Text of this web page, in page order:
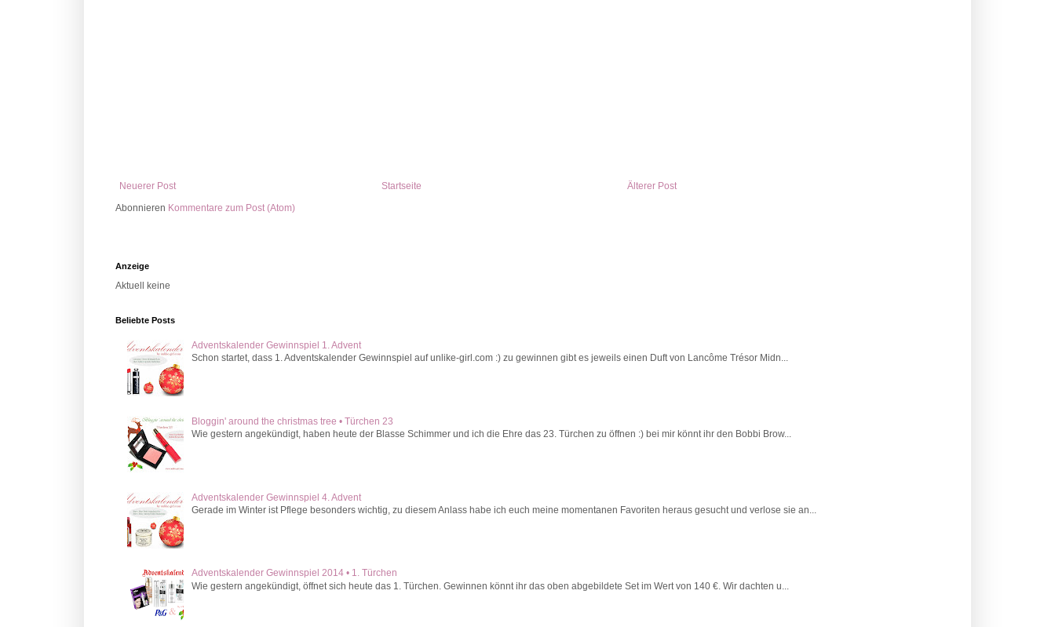
Neuerer Post Älterer Post
Startseite
Abonnieren Kommentare zum Post (Atom)
Anzeige
Aktuell keine
Beliebte Posts
Adventskalender Gewinnspiel 1. Advent
Schon startet, dass 1. Adventskalender Gewinnspiel auf unlike-girl.com :) zu gewinnen gibt es jeweils einen Duft von Lancôme Trésor Midn...
Bloggin' around the christmas tree • Türchen 23
Wie gestern angekündigt, haben heute der Blasse Schimmer und ich die Ehre das 23. Türchen zu öffnen :) bei mir könnt ihr den Bobbi Brow...
Adventskalender Gewinnspiel 4. Advent
Gerade im Winter ist Pflege besonders wichtig, zu diesem Anlass habe ich euch meine momentanen Favoriten heraus gesucht und verlose sie an...
Adventskalender Gewinnspiel 2014 • 1. Türchen
Wie gestern angekündigt, öffnet sich heute das 1. Türchen. Gewinnen könnt ihr das oben abgebildete Set im Wert von 140 €. Wir dachten u...